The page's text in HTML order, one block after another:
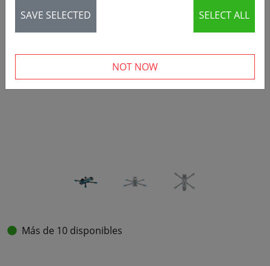
‹ ›
Más de 10 disponibles
SAVE SELECTED SELECT ALL
NOT NOW